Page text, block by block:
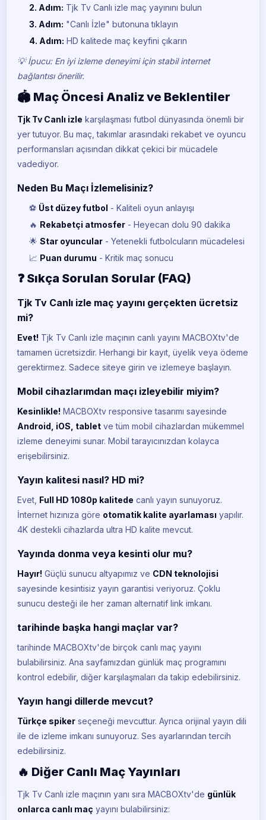
2. Adım: Tjk Tv Canlı izle maç yayınını bulun
3. Adım: "Canlı İzle" butonuna tıklayın
4. Adım: HD kalitede maç keyfini çıkarın
💡 İpucu: En iyi izleme deneyimi için stabil internet
bağlantısı önerilir.
🏟️ Maç Öncesi Analiz ve Beklentiler
Tjk Tv Canlı izle karşılaşması futbol dünyasında önemli bir
yer tutuyor. Bu maç, takımlar arasındaki rekabet ve oyuncu
performansları açısından dikkat çekici bir mücadele
vadediyor.
Neden Bu Maçı İzlemelisiniz?
⚽ Üst düzey futbol - Kaliteli oyun anlayışı
🔥 Rekabetçi atmosfer - Heyecan dolu 90 dakika
🌟 Star oyuncular - Yetenekli futbolcuların mücadelesi
📈 Puan durumu - Kritik maç sonucu
❓ Sıkça Sorulan Sorular (FAQ)
Tjk Tv Canlı izle maç yayını gerçekten ücretsiz
mi?
Evet! Tjk Tv Canlı izle maçının canlı yayını MACBOXtv'de
tamamen ücretsizdir. Herhangi bir kayıt, üyelik veya ödeme
gerektirmez. Sadece siteye girin ve izlemeye başlayın.
Mobil cihazlarımdan maçı izleyebilir miyim?
Kesinlikle! MACBOXtv responsive tasarımı sayesinde
Android, iOS, tablet ve tüm mobil cihazlardan mükemmel
izleme deneyimi sunar. Mobil tarayıcınızdan kolayca
erişebilirsiniz.
Yayın kalitesi nasıl? HD mi?
Evet, Full HD 1080p kalitede canlı yayın sunuyoruz.
İnternet hızınıza göre otomatik kalite ayarlaması yapılır.
4K destekli cihazlarda ultra HD kalite mevcut.
Yayında donma veya kesinti olur mu?
Hayır! Güçlü sunucu altyapımız ve CDN teknolojisi
sayesinde kesintisiz yayın garantisi veriyoruz. Çoklu
sunucu desteği ile her zaman alternatif link imkanı.
tarihinde başka hangi maçlar var?
tarihinde MACBOXtv'de birçok canlı maç yayını
bulabilirsiniz. Ana sayfamızdan günlük maç programını
kontrol edebilir, diğer karşılaşmaları da takip edebilirsiniz.
Yayın hangi dillerde mevcut?
Türkçe spiker seçeneği mevcuttur. Ayrıca orijinal yayın dili
ile de izleme imkanı sunuyoruz. Ses ayarlarından tercih
edebilirsiniz.
🔥 Diğer Canlı Maç Yayınları
Tjk Tv Canlı izle maçının yanı sıra MACBOXtv'de günlük
onlarca canlı maç yayını bulabilirsiniz:
CANLI
BE
CANLI
BE
CANLI
BE
CANLI
CANLI
BeIN Sports Max 1
CANLI
CANLI
S Sport
CANLI
TI
Tivibu Spor
Tivibu Spor 1
CANLI
TI
Tivibu Spor 2